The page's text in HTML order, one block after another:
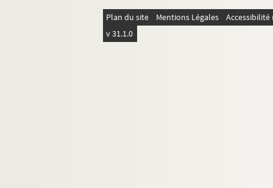
Plan du site Mentions Légales
v 31.1.0